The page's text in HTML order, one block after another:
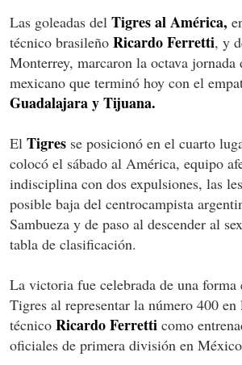
Las goleadas del Tigres al América,
técnico brasileño Ricardo Ferretti, y
Monterrey, marcaron la octava
mexicano que terminó hoy con el
Guadalajara y Tijuana.
El Tigres se posicionó en el cuarto
colocó el sábado al América, equipo
indisciplina con dos expulsiones, las
posible baja del centrocampista
Sambueza y de paso al descender al
tabla de clasificación.
La victoria fue celebrada de una forma
Tigres al representar la número 400 en
técnico Ricardo Ferretti como
oficiales de primera división en